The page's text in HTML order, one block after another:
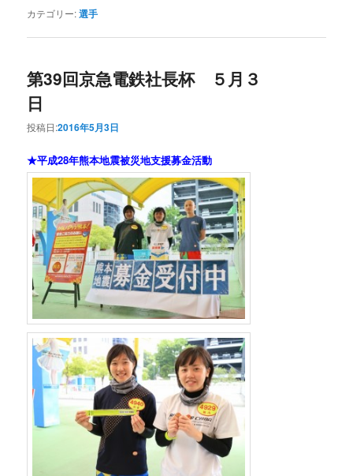
カテゴリー:選手
第39回京急電鉄社長杯 ５月３
日
投稿日:2016年5月3日
★平成28年熊本地震被災地支援募金活動